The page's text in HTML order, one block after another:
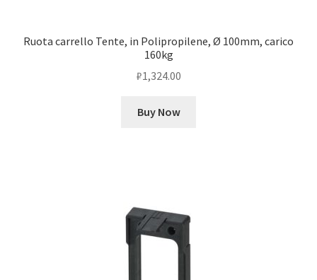
Ruota carrello Tente, in Polipropilene, Ø 100mm, carico
160kg
₽1,324.00
Buy Now